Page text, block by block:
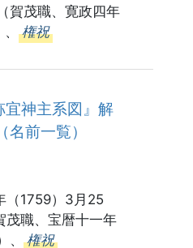
賀茂職、寛政四年
、 権祝
宜神主系図』解
前一覧）
（1759）3月25
茂職、宝暦十一年
、 権祝